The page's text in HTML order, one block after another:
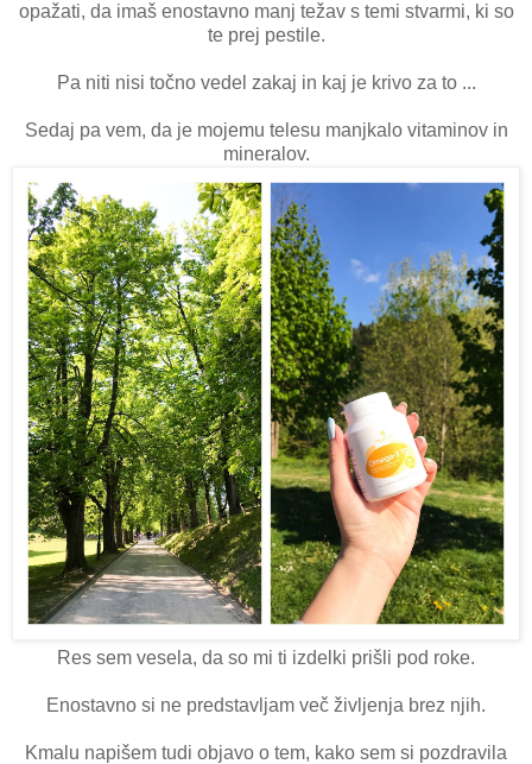
opažati, da imaš enostavno manj težav s temi stvarmi, ki so
te prej pestile.
Pa niti nisi točno vedel zakaj in kaj je krivo za to ...
Sedaj pa vem, da je mojemu telesu manjkalo vitaminov in
mineralov.
Res sem vesela, da so mi ti izdelki prišli pod roke.
Enostavno si ne predstavljam več življenja brez njih.
Kmalu napišem tudi objavo o tem, kako sem si pozdravila